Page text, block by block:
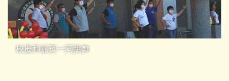
校慶和嘉賓一同跳舞